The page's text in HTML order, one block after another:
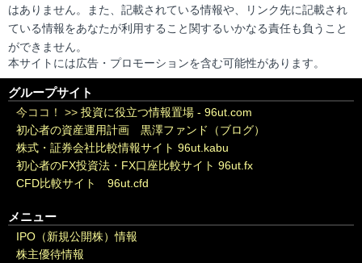
はありません。また、記載されている情報や、リンク先に記載され
ている情報をあなたが利用すること関するいかなる責任も負うこと
ができません。
本サイトには広告・プロモーションを含む可能性があります。
グループサイト
今ココ！ >> 投資に役立つ情報置場 - 96ut.com
初心者の資産運用計画 黒澤ファンド（ブログ）
株式・証券会社比較情報サイト 96ut.kabu
初心者のFX投資法・FX口座比較サイト 96ut.fx
CFD比較サイト 96ut.cfd
メニュー
IPO（新規公開株）情報
株主優待情報